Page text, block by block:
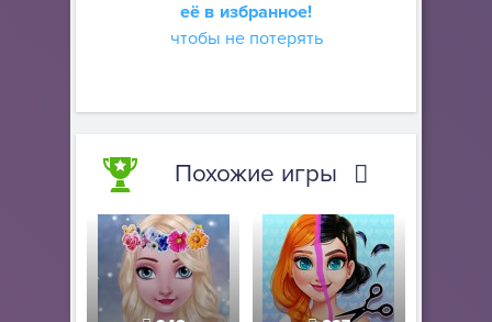
её в избранное!
чтобы не потерять
Похожие игры